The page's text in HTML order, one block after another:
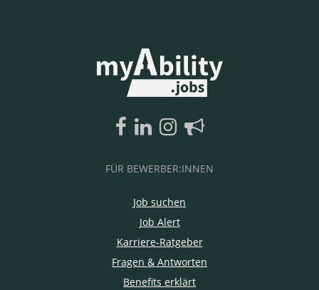
FÜR BEWERBER:INNEN
Job suchen
Job Alert
Karriere-Ratgeber
Fragen & Antworten
Benefits erklärt